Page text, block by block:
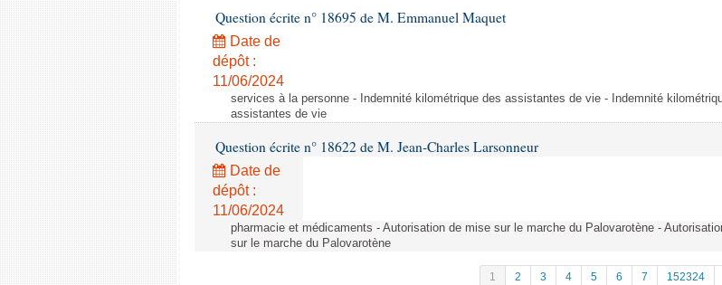
Question écrite n° 18695 de M. Emmanuel Maquet
Date de
dépôt :
11/06/2024
services à la personne - Indemnité kilométrique des assistantes de vie - Indemnité
assistantes de vie
Question écrite n° 18622 de M. Jean-Charles Larsonneur
Date de
dépôt :
11/06/2024
pharmacie et médicaments - Autorisation de mise sur le marche du Palovarotène -
sur le marche du Palovarotène
1 2 3 4 5 6 7 152324